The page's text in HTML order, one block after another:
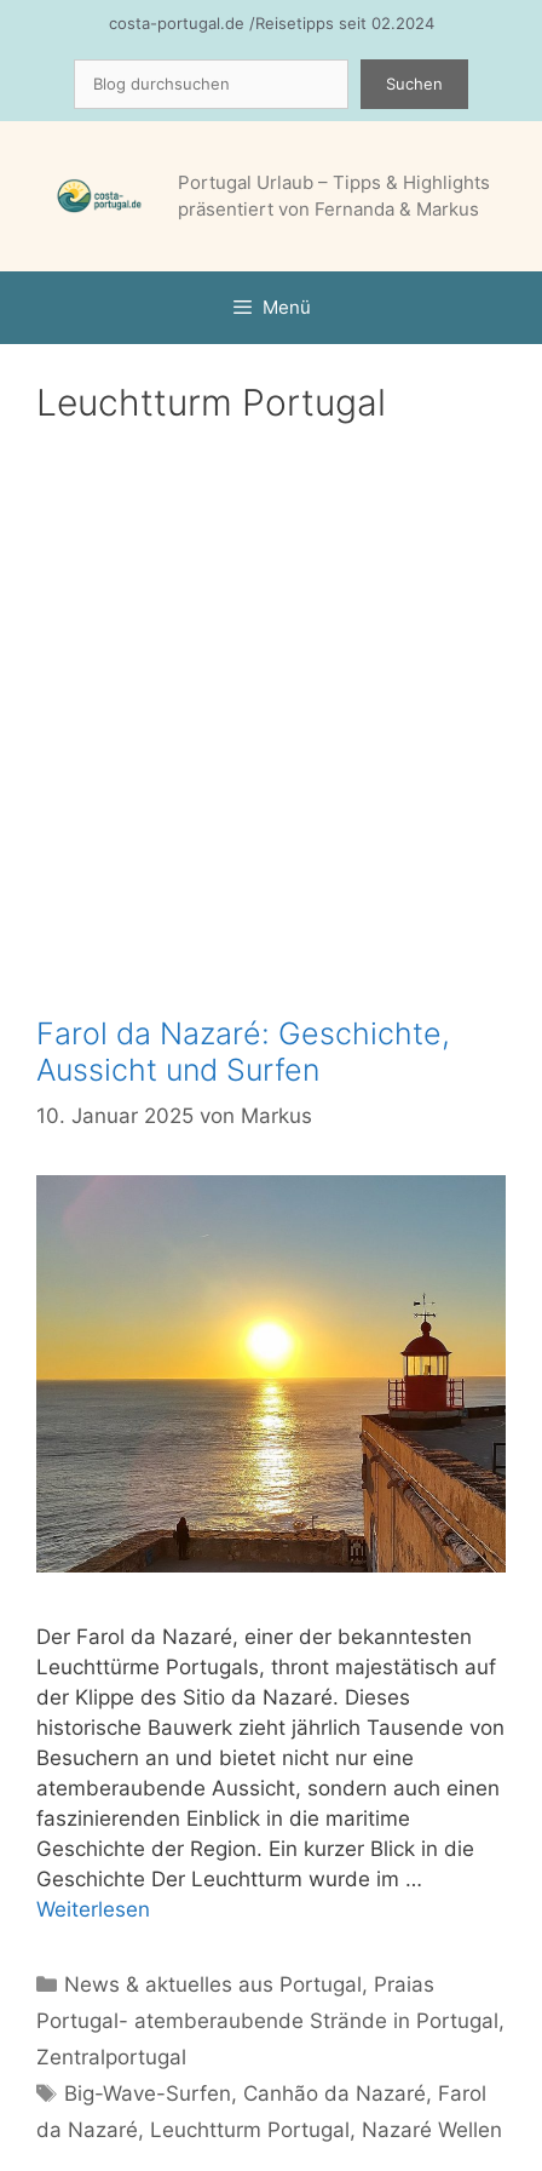
costa-portugal.de /Reisetipps seit 02.2024
Suchen
Portugal Urlaub – Tipps & Highlights
präsentiert von Fernanda & Markus
Menü
Leuchtturm Portugal
Farol da Nazaré: Geschichte,
Aussicht und Surfen
10. Januar 2025 von Markus
Der Farol da Nazaré, einer der bekanntesten
Leuchttürme Portugals, thront majestätisch auf
der Klippe des Sitio da Nazaré. Dieses
historische Bauwerk zieht jährlich Tausende von
Besuchern an und bietet nicht nur eine
atemberaubende Aussicht, sondern auch einen
faszinierenden Einblick in die maritime
Geschichte der Region. Ein kurzer Blick in die
Geschichte Der Leuchtturm wurde im …
Weiterlesen
Kategorien
News & aktuelles aus Portugal, Praias
Portugal- atemberaubende Strände in Portugal,
Zentralportugal
Schlagwörter
Big-Wave-Surfen, Canhão da Nazaré, Farol
da Nazaré, Leuchtturm Portugal, Nazaré Wellen